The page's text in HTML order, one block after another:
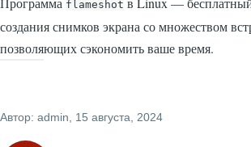
flameshot
создания снимков экрана со множеством
позволяющих сэкономить ваше время.
Автор: admin , 15 августа, 2024